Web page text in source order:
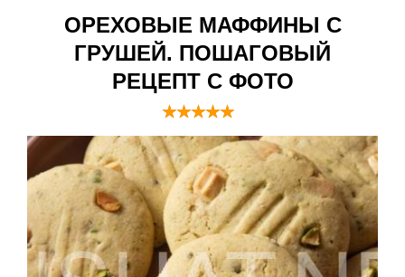
ОРЕХОВЫЕ МАФФИНЫ С
ГРУШЕЙ. ПОШАГОВЫЙ
РЕЦЕПТ С ФОТО